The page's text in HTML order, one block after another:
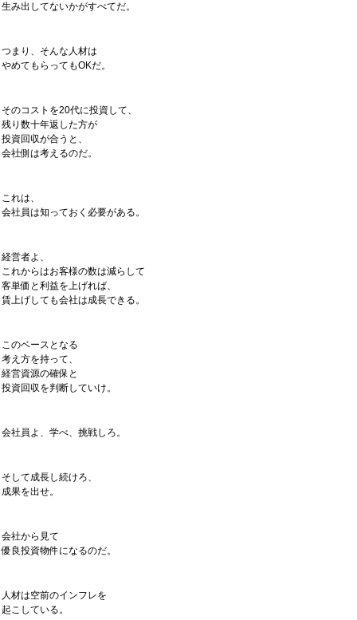
生み出してないかがすべてだ。
つまり、そんな人材は
やめてもらってもOKだ。
そのコストを20代に投資して、
残り数十年返した方が
投資回収が合うと、
会社側は考えるのだ。
これは、
会社員は知っておく必要がある。
経営者よ、
これからはお客様の数は減らして
客単価と利益を上げれば、
賃上げしても会社は成長できる。
このベースとなる
考え方を持って、
経営資源の確保と
投資回収を判断していけ。
会社員よ、学べ、挑戦しろ。
そして成長し続けろ、
成果を出せ。
会社から見て
優良投資物件になるのだ。
人材は空前のインフレを
起こしている。